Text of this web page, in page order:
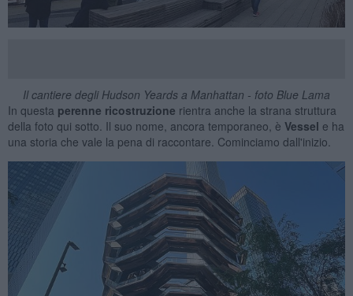
Il cantiere degli Hudson Yeards a Manhattan - foto Blue Lama
In questa perenne ricostruzione rientra anche la strana struttura
della foto qui sotto. Il suo nome, ancora temporaneo, è Vessel e ha
una storia che vale la pena di raccontare. Cominciamo dall'inizio.